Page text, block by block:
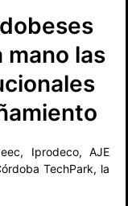
mano las
Iprodeco, AJE
TechPark, la